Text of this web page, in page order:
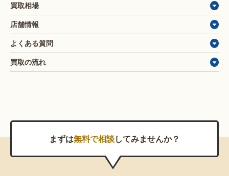
買取相場
店舗情報
よくある質問
買取の流れ
まずは無料で相談してみませんか？